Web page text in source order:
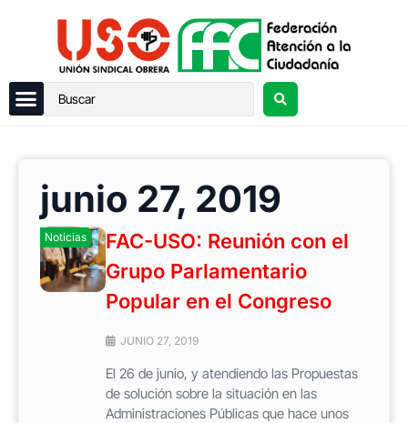
junio 27, 2019
Noticias
FAC-USO: Reunión con el
Grupo Parlamentario
Popular en el Congreso
JUNIO 27, 2019
El 26 de junio, y atendiendo las Propuestas
de solución sobre la situación en las
Administraciones Públicas que hace unos